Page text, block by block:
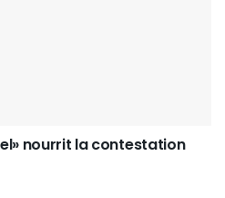
nourrit la contestation